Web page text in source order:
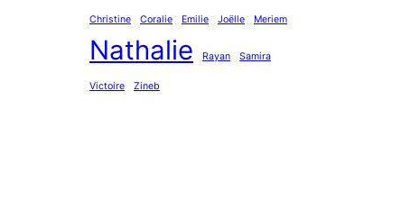
Christine Coralie Emilie Joëlle Meriem
Nathalie Rayan Samira
Victoire Zineb